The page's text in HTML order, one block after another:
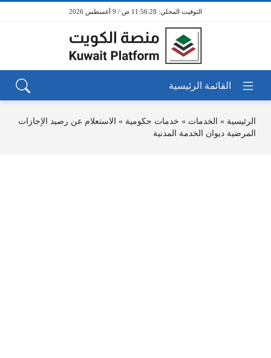
11:56:28 ص / 9 أغسطس 2026
الرئيسية » الخدمات » خدمات حكومية » الاستعلام عن رصيد الإجازات
المرضية ديوان الخدمة المدنية